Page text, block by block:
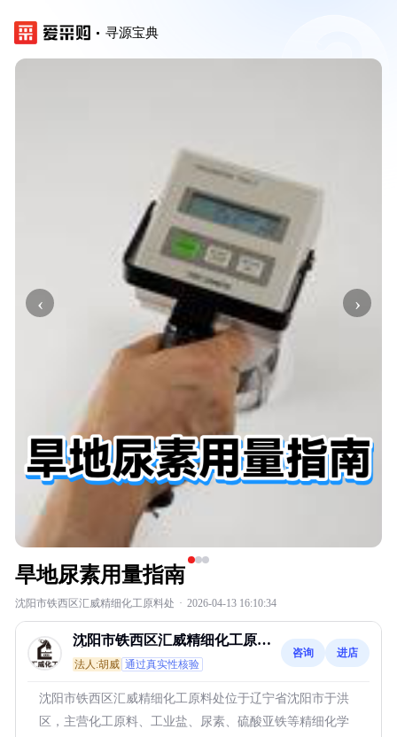
寻源宝典
‹ ›
旱地尿素用量指南
沈阳市铁西区汇威精细化工原料处 · 2026-04-13 16:10:34
沈阳市铁西区汇威精细化工原料
处
法人:胡威 通过真实性核验
咨询 进店
沈阳市铁西区汇威精细化工原料处位于辽宁省沈阳市于洪
区，主营化工原料、工业盐、尿素、硫酸亚铁等精细化学